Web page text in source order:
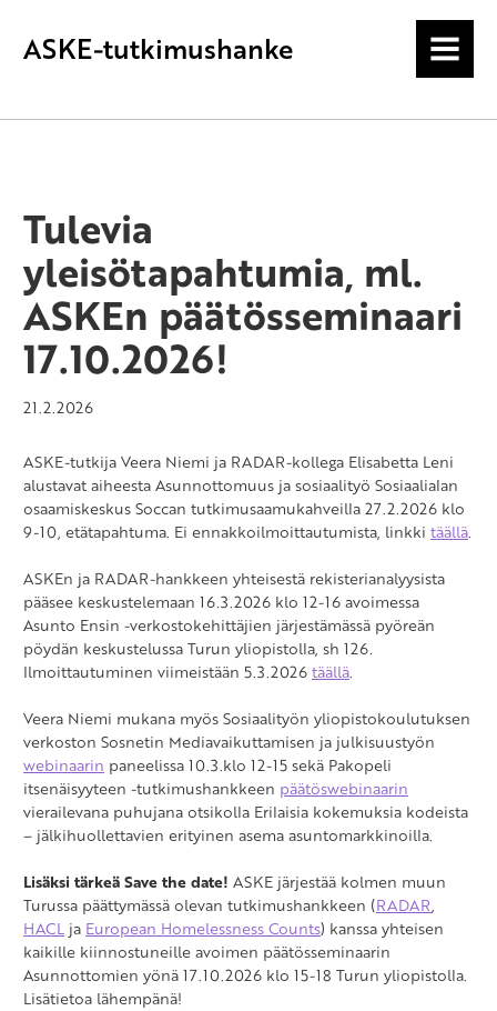
ASKE-tutkimushanke MENU
Tulevia
yleisötapahtumia, ml.
ASKEn päätösseminaari
17.10.2026!
21.2.2026
ASKE-tutkija Veera Niemi ja RADAR-kollega Elisabetta Leni
alustavat aiheesta Asunnottomuus ja sosiaalityö Sosiaalialan
osaamiskeskus Soccan tutkimusaamukahveilla 27.2.2026 klo
9-10, etätapahtuma. Ei ennakkoilmoittautumista, linkki täällä.
ASKEn ja RADAR-hankkeen yhteisestä rekisterianalyysista
pääsee keskustelemaan 16.3.2026 klo 12-16 avoimessa
Asunto Ensin -verkostokehittäjien järjestämässä pyöreän
pöydän keskustelussa Turun yliopistolla, sh 126.
Ilmoittautuminen viimeistään 5.3.2026täällä.
Veera Niemi mukana myös Sosiaalityön yliopistokoulutuksen
verkoston Sosnetin Mediavaikuttamisen ja julkisuustyön
webinaarin paneelissa 10.3.klo 12-15 sekä Pakopeli
itsenäisyyteen -tutkimushankkeen päätöswebinaarin
vierailevana puhujana otsikolla Erilaisia kokemuksia kodeista
– jälkihuollettavien erityinen asema asuntomarkkinoilla.
Lisäksi tärkeä Save the date! ASKE järjestää kolmen muun
Turussa päättymässä olevan tutkimushankkeen (RADAR,
HACL ja European Homelessness Counts) kanssa yhteisen
kaikille kiinnostuneille avoimen päätösseminaarin
Asunnottomien yönä 17.10.2026 klo 15-18 Turun yliopistolla.
Lisätietoa lähempänä!